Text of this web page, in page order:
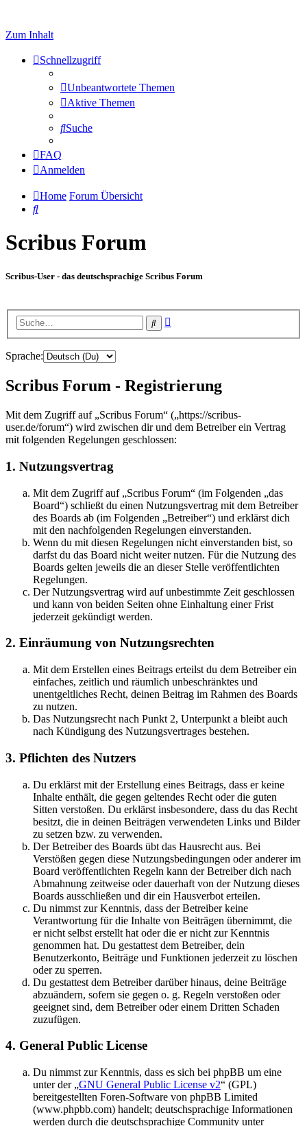
Zum Inhalt
Schnellzugriff
Unbeantwortete Themen
Aktive Themen
Suche
FAQ
Anmelden
Home Forum Übersicht
Suche
Scribus Forum
Scribus-User - das deutschsprachige Scribus Forum
Suche
Sprache:
Scribus Forum - Registrierung
Mit dem Zugriff auf „Scribus Forum“ („https://scribus-
user.de/forum“) wird zwischen dir und dem Betreiber ein Vertrag
mit folgenden Regelungen geschlossen:
1. Nutzungsvertrag
Mit dem Zugriff auf „Scribus Forum“ (im Folgenden „das
Board“) schließt du einen Nutzungsvertrag mit dem Betreiber
des Boards ab (im Folgenden „Betreiber“) und erklärst dich
mit den nachfolgenden Regelungen einverstanden.
Wenn du mit diesen Regelungen nicht einverstanden bist, so
darfst du das Board nicht weiter nutzen. Für die Nutzung des
Boards gelten jeweils die an dieser Stelle veröffentlichten
Regelungen.
Der Nutzungsvertrag wird auf unbestimmte Zeit geschlossen
und kann von beiden Seiten ohne Einhaltung einer Frist
jederzeit gekündigt werden.
2. Einräumung von Nutzungsrechten
Mit dem Erstellen eines Beitrags erteilst du dem Betreiber ein
einfaches, zeitlich und räumlich unbeschränktes und
unentgeltliches Recht, deinen Beitrag im Rahmen des Boards
zu nutzen.
Das Nutzungsrecht nach Punkt 2, Unterpunkt a bleibt auch
nach Kündigung des Nutzungsvertrages bestehen.
3. Pflichten des Nutzers
Du erklärst mit der Erstellung eines Beitrags, dass er keine
Inhalte enthält, die gegen geltendes Recht oder die guten
Sitten verstoßen. Du erklärst insbesondere, dass du das Recht
besitzt, die in deinen Beiträgen verwendeten Links und Bilder
zu setzen bzw. zu verwenden.
Der Betreiber des Boards übt das Hausrecht aus. Bei
Verstößen gegen diese Nutzungsbedingungen oder anderer im
Board veröffentlichten Regeln kann der Betreiber dich nach
Abmahnung zeitweise oder dauerhaft von der Nutzung dieses
Boards ausschließen und dir ein Hausverbot erteilen.
Du nimmst zur Kenntnis, dass der Betreiber keine
Verantwortung für die Inhalte von Beiträgen übernimmt, die
er nicht selbst erstellt hat oder die er nicht zur Kenntnis
genommen hat. Du gestattest dem Betreiber, dein
Benutzerkonto, Beiträge und Funktionen jederzeit zu löschen
oder zu sperren.
Du gestattest dem Betreiber darüber hinaus, deine Beiträge
abzuändern, sofern sie gegen o. g. Regeln verstoßen oder
geeignet sind, dem Betreiber oder einem Dritten Schaden
zuzufügen.
4. General Public License
Du nimmst zur Kenntnis, dass es sich bei phpBB um eine
unter der „GNU General Public License v2“ (GPL)
bereitgestellten Foren-Software von phpBB Limited
(www.phpbb.com) handelt; deutschsprachige Informationen
werden durch die deutschsprachige Community unter